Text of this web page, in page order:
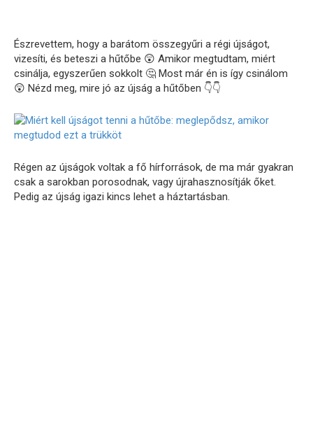
Észrevettem, hogy a barátom összegyűri a régi újságot,
vizesíti, és beteszi a hűtőbe 😲 Amikor megtudtam, miért
csinálja, egyszerűen sokkolt 🤔 Most már én is így csinálom
😲 Nézd meg, mire jó az újság a hűtőben 👇👇
Régen az újságok voltak a fő hírforrások, de ma már gyakran
csak a sarokban porosodnak, vagy újrahasznosítják őket.
Pedig az újság igazi kincs lehet a háztartásban.